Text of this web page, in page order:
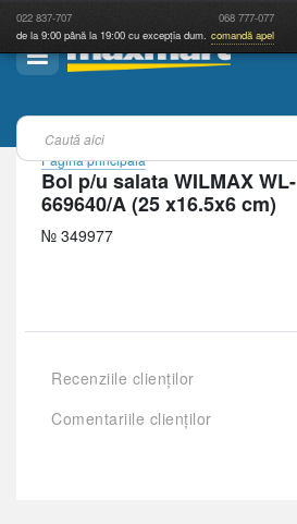
022 837-707 068 777-077
de la 9:00 până la 19:00 cu excepția dum. comandă apel
Pagina principală
Bol p/u salata WILMAX WL-
669640/A (25 x16.5x6 cm)
№ 349977
Recenziile clienților
Comentariile clienților